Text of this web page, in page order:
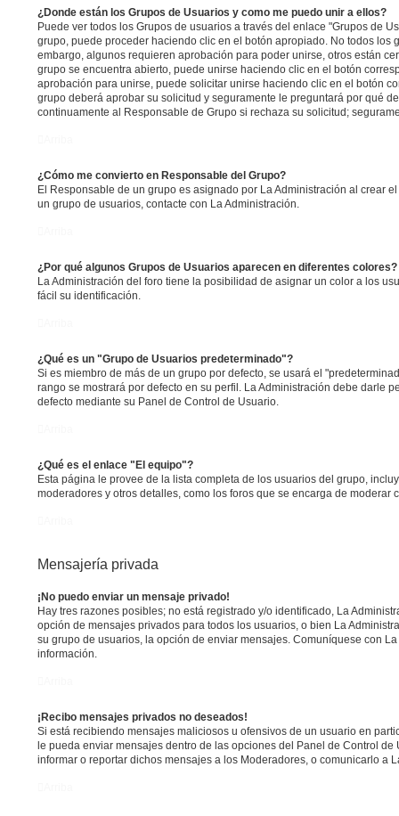
¿Donde están los Grupos de Usuarios y como me puedo unir a ellos?
Puede ver todos los Grupos de usuarios a través del enlace "Grupos de
grupo, puede proceder haciendo clic en el botón apropiado. No todos los
embargo, algunos requieren aprobación para poder unirse, otros están
grupo se encuentra abierto, puede unirse haciendo clic en el botón
aprobación para unirse, puede solicitar unirse haciendo clic en el botón
grupo deberá aprobar su solicitud y seguramente le preguntará por qué
continuamente al Responsable de Grupo si rechaza su solicitud;
¿Cómo me convierto en Responsable del Grupo?
El Responsable de un grupo es asignado por La Administración al crear
un grupo de usuarios, contacte con La Administración.
¿Por qué algunos Grupos de Usuarios aparecen en diferentes colores?
La Administración del foro tiene la posibilidad de asignar un color a los
fácil su identificación.
¿Qué es un "Grupo de Usuarios predeterminado"?
Si es miembro de más de un grupo por defecto, se usará el
rango se mostrará por defecto en su perfil. La Administración debe darle
defecto mediante su Panel de Control de Usuario.
¿Qué es el enlace "El equipo"?
Esta página le provee de la lista completa de los usuarios del grupo,
moderadores y otros detalles, como los foros que se encarga de moderar
Mensajería privada
¡No puedo enviar un mensaje privado!
Hay tres razones posibles; no está registrado y/o identificado, La
opción de mensajes privados para todos los usuarios, o bien La
su grupo de usuarios, la opción de enviar mensajes. Comuníquese con
información.
¡Recibo mensajes privados no deseados!
Si está recibiendo mensajes maliciosos u ofensivos de un usuario en
le pueda enviar mensajes dentro de las opciones del Panel de Control
informar o reportar dichos mensajes a los Moderadores, o comunicarlo a